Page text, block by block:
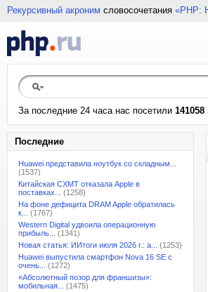
Рекурсивный акроним словосочетания «PHP:
За последние 24 часа нас посетили
Последние
Huawei представила ноутбук со складным...
(1537)
Китайская CXMT отказала Apple в
поставках...
(1258)
На фоне дефицита DRAM Apple обратилась
к...
(1767)
Western Digital удвоила операционную
прибыль...
(1341)
Новая статья: ИИтоги июля 2026 г.: а...
(1253)
Huawei выпустила смартфон Nova 16 SE с
очень...
(1272)
«Абсолютный позор для франшизы»:
мобильная...
(1475)